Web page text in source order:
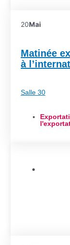
20Mai
Matinée
à
Salle 30